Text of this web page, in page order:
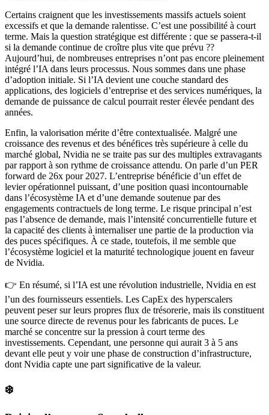
Certains craignent que les investissements massifs actuels soient
excessifs et que la demande ralentisse. C’est une possibilité à court
terme. Mais la question stratégique est différente : que se passera-t-il
si la demande continue de croître plus vite que prévu ??
Aujourd’hui, de nombreuses entreprises n’ont pas encore pleinement
intégré l’IA dans leurs processus. Nous sommes dans une phase
d’adoption initiale. Si l’IA devient une couche standard des
applications, des logiciels d’entreprise et des services numériques, la
demande de puissance de calcul pourrait rester élevée pendant des
années.
Enfin, la valorisation mérite d’être contextualisée. Malgré une
croissance des revenus et des bénéfices très supérieure à celle du
marché global, Nvidia ne se traite pas sur des multiples extravagants
par rapport à son rythme de croissance attendu. On parle d’un PER
forward de 26x pour 2027. L’entreprise bénéficie d’un effet de
levier opérationnel puissant, d’une position quasi incontournable
dans l’écosystème IA et d’une demande soutenue par des
engagements contractuels de long terme. Le risque principal n’est
pas l’absence de demande, mais l’intensité concurrentielle future et
la capacité des clients à internaliser une partie de la production via
des puces spécifiques. À ce stade, toutefois, il me semble que
l’écosystème logiciel et la maturité technologique jouent en faveur
de Nvidia.
👉 En résumé, si l’IA est une révolution industrielle, Nvidia en est
l’un des fournisseurs essentiels. Les CapEx des hyperscalers
peuvent peser sur leurs propres flux de trésorerie, mais ils constituent
une source directe de revenus pour les fabricants de puces. Le
marché se concentre sur la pression à court terme des
investissements. Cependant, une personne qui aurait 3 à 5 ans
devant elle peut y voir une phase de construction d’infrastructure,
dont Nvidia capte une part significative de la valeur.
❄️